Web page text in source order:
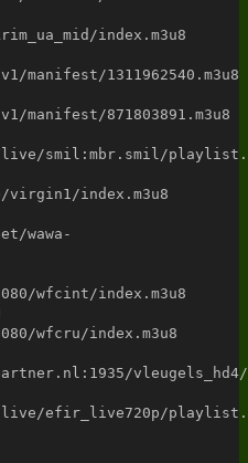
index.m3u8
1311962540.m3u8
871803891.m3u8
smil:mbr.smil/
index.m3u8
wawa-
wfcint/index.m3u8
wfcru/index.m3u8
live/efir_live720p/